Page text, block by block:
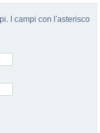
I campi con l'asterisco